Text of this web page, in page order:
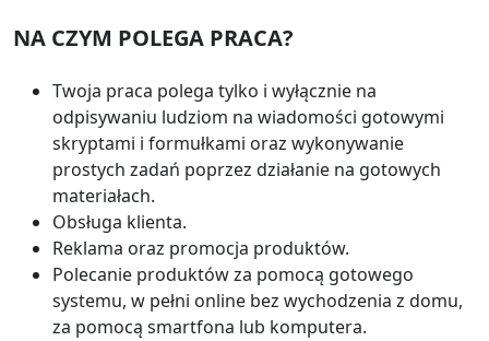
NA CZYM POLEGA PRACA?
Twoja praca polega tylko i wyłącznie na
odpisywaniu ludziom na wiadomości gotowymi
skryptami i formułkami oraz wykonywanie
prostych zadań poprzez działanie na gotowych
materiałach.
Obsługa klienta.
Reklama oraz promocja produktów.
Polecanie produktów za pomocą gotowego
systemu, w pełni online bez wychodzenia z domu,
za pomocą smartfona lub komputera.